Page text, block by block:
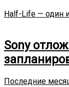
Half-Life — один
Sony
Последние